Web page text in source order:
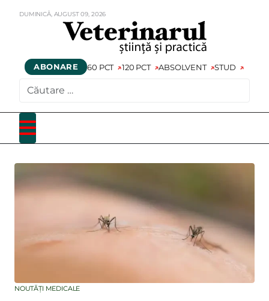
DUMINICĂ, AUGUST09, 2026
ABONARE 60 PCT 120 PCT ABSOLVENT STUD
NOUTĂȚI MEDICALE